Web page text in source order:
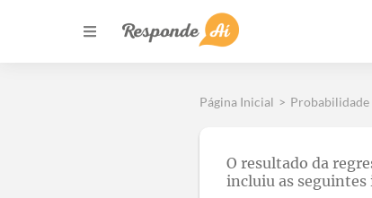
Página Inicial > Probabilidade
O resultado da
incluiu as seguintes